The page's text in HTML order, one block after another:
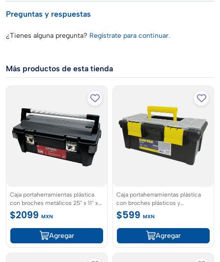
Preguntas y respuestas
¿Tienes alguna pregunta? Regístrate para continuar.
Más productos de esta tienda
Caja portaherramientas plástica
con broches metálicos 25" x 11" x
10" serie 99 Urrea
$2099 MXN
Agregar
Caja portaherramientas plástica
con broches plásticos y
organizador 16" x 8" x 6" Surtek
$599 MXN
Agregar